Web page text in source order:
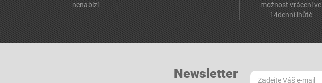
nenabízí
možnost vrácení ve
14denní lhůtě
Newsletter